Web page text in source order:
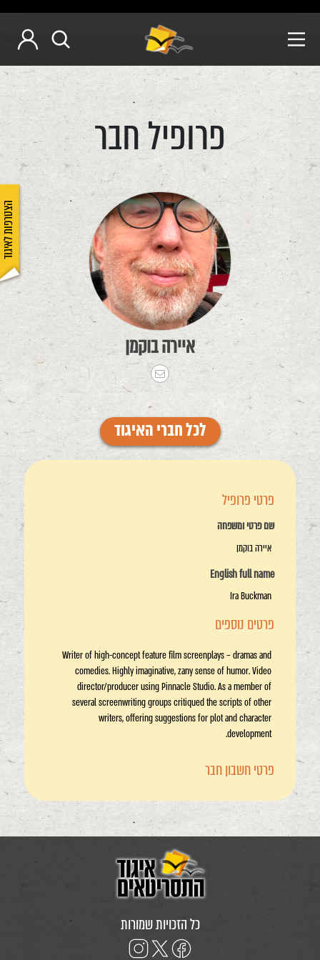
הצטרפות לאיגוד
פרופיל חבר
איירה בוקמן
לכל חברי האיגוד
פרטי פרופיל
שם פרטי ומשפחה
איירה בוקמן
English full name
Ira Buckman
פרטים נוספים
Writer of high-concept feature film screenplays – dramas and
comedies. Highly imaginative, zany sense of humor. Video
director/producer using Pinnacle Studio. As a member of
several screenwriting groups critiqued the scripts of other
writers, offering suggestions for plot and character
development.
פרטי חשבון חבר
כל הזכויות שמורות